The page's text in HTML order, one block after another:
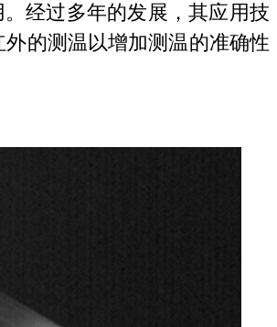
经过多年的发展，其应用技
的测温以增加测温的准确性